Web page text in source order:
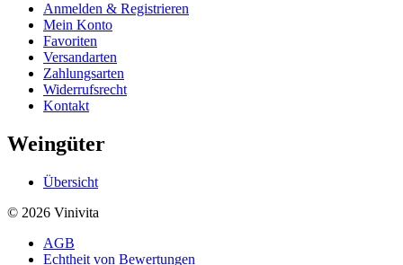
Anmelden & Registrieren
Mein Konto
Favoriten
Versandarten
Zahlungsarten
Widerrufsrecht
Kontakt
Weingüter
Übersicht
© 2026 Vinivita
AGB
Echtheit von Bewertungen